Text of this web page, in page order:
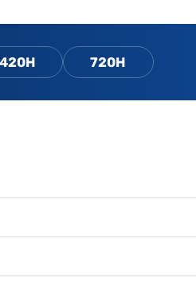
420H 720H